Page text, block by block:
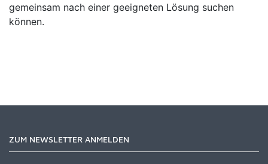
gemeinsam nach einer geeigneten Lösung suchen
können.
ZUM NEWSLETTER ANMELDEN